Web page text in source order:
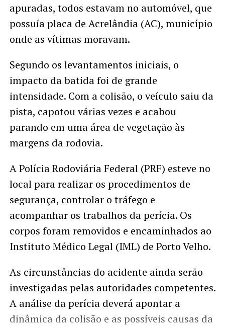
apuradas, todos estavam no automóvel, que
possuía placa de Acrelândia (AC), município
onde as vítimas moravam.
Segundo os levantamentos iniciais, o
impacto da batida foi de grande
intensidade. Com a colisão, o veículo saiu da
pista, capotou várias vezes e acabou
parando em uma área de vegetação às
margens da rodovia.
A Polícia Rodoviária Federal (PRF) esteve no
local para realizar os procedimentos de
segurança, controlar o tráfego e
acompanhar os trabalhos da perícia. Os
corpos foram removidos e encaminhados ao
Instituto Médico Legal (IML) de Porto Velho.
As circunstâncias do acidente ainda serão
investigadas pelas autoridades competentes.
A análise da perícia deverá apontar a
dinâmica da colisão e as possíveis causas da